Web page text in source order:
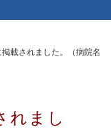
載されました。（病院名
れまし